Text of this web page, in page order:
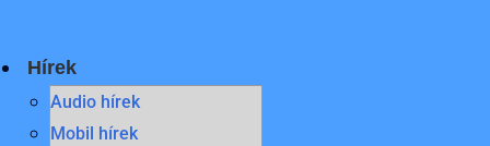
content
Hírek
Audio hírek
Mobil hírek